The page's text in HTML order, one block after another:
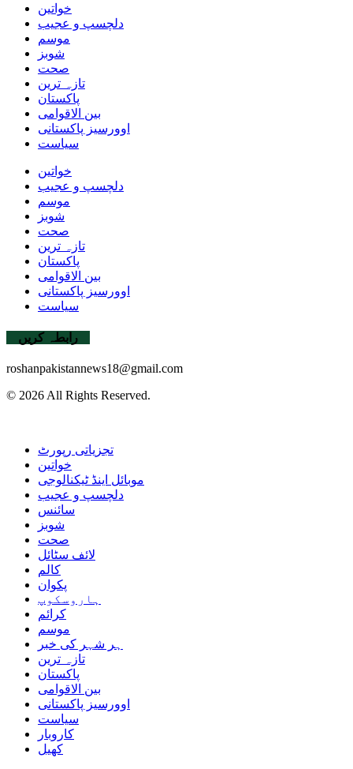
خواتین
دلچسپ و عجیب
موسم
شوبز
صحت
تازہ ترین
پاکستان
بین الاقوامی
اوورسیز پاکستانی
سیاست
خواتین
دلچسپ و عجیب
موسم
شوبز
صحت
تازہ ترین
پاکستان
بین الاقوامی
اوورسیز پاکستانی
سیاست
رابطہ کریں
roshanpakistannews18@gmail.com
© 2026 All Rights Reserved.
تجزیاتی رپورٹ
خواتین
موبائل اینڈ ٹیکنالوجی
دلچسپ و عجیب
سائنس
شوبز
صحت
لائف سٹائل
کالم
پکوان
ہاروسکوپ
کرائم
موسم
ہر شہر کی خبر
تازہ ترین
پاکستان
بین الاقوامی
اوورسیز پاکستانی
سیاست
کاروبار
کھیل